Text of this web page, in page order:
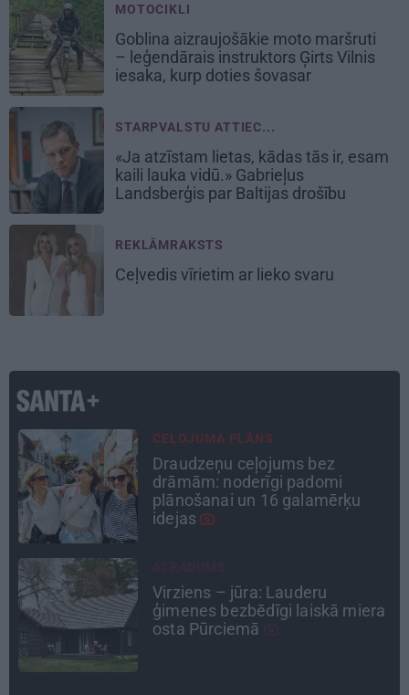
MOTOCIKLI
Goblina aizraujošākie moto maršruti
– leģendārais instruktors Ģirts Vilnis
iesaka, kurp doties šovasar
STARPVALSTU ATTIEC...
«Ja atzīstam lietas, kādas tās ir, esam
kaili lauka vidū.» Gabrieļus
Landsberģis par Baltijas drošību
REKLĀMRAKSTS
Ceļvedis vīrietim ar lieko svaru
ATTIECĪBAS
Ko darīt, ja esi kopā ar
pieauguša vīrieša ķermenī
noslēpušos puišeli?
Kas slēpjas Kuldīgas vecpilsētas
pagalmos? Dārzi, kuros atļauts
būt nepieklājīgi ziņkārīgam